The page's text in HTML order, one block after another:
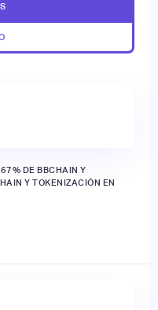
DE BBCHAIN Y
Y TOKENIZACIÓN EN